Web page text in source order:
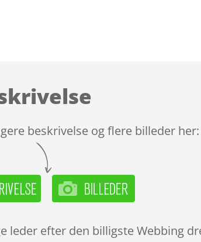
beskrivelse og flere billeder her:
leder efter den billigste Webbing